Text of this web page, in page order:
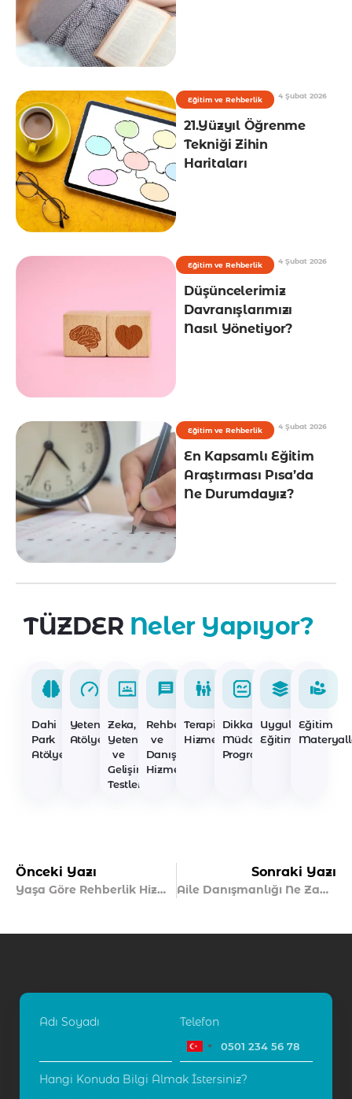
Eğitim ve Rehberlik 4 Şubat 2026
21.Yüzyıl Öğrenme
Tekniği Zihin
Haritaları
Eğitim ve Rehberlik 4 Şubat 2026
Düşüncelerimiz
Davranışlarımızı
Nasıl Yönetiyor?
Eğitim ve Rehberlik 4 Şubat 2026
En Kapsamlı Eğitim
Araştırması Pısa’da
Ne Durumdayız?
TÜZDER Neler Yapıyor?
Dahi
Park
Atölyeleri
Yetenek
Atölyeleri
Zeka,
Yetenek
ve
Gelişim
Testleri
Rehberlik
ve
Danışmanlık
Hizmetleri
Terapi
Hizmetleri
Dikkat
Müdahale
Programları
Uygulayıcı
Eğitimleri
Eğitim
Önceki Yazı
Yaşa Göre Rehberlik Hizmetinde Ne Değişir?
Sonraki Yazı
Aile Danışmanlığı Ne Zaman Gereklidir?
Adı Soyadı Telefon
Hangi Konuda Bilgi Almak İstersiniz?